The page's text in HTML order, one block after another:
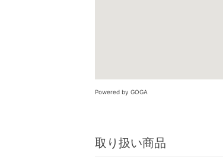
Powered by GOGA
取り扱い商品